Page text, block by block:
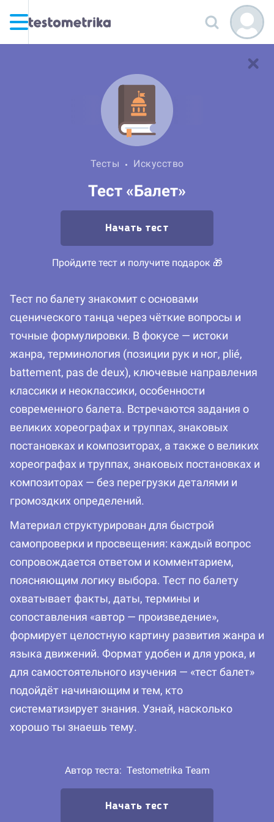
Тесты Искусство
Тест «Балет»
Начать тест
Пройдите тест и получите подарок 🎁
Тест по балету знакомит с основами
сценического танца через чёткие вопросы и
точные формулировки. В фокусе — истоки
жанра, терминология (позиции рук и ног, plié,
battement, pas de deux), ключевые направления
классики и неоклассики, особенности
современного балета. Встречаются задания о
великих хореографах и труппах, знаковых
постановках и композиторах, а также о великих
хореографах и труппах, знаковых постановках и
композиторах — без перегрузки деталями и
громоздких определений.
Материал структурирован для быстрой
самопроверки и просвещения: каждый вопрос
сопровождается ответом и комментарием,
поясняющим логику выбора. Тест по балету
охватывает факты, даты, термины и
сопоставления «автор — произведение»,
формирует целостную картину развития жанра и
языка движений. Формат удобен и для урока, и
для самостоятельного изучения — «тест балет»
подойдёт начинающим и тем, кто
систематизирует знания. Узнай, насколько
хорошо ты знаешь тему.
Автор теста: Testometrika Team
Начать тест